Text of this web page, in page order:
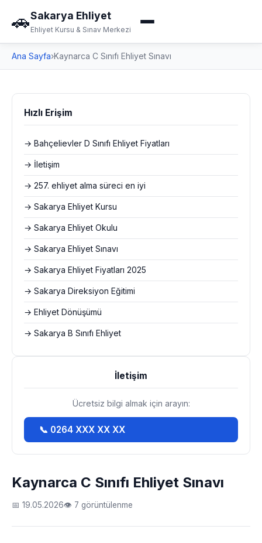
🚗Sakarya Ehliyet
Ehliyet Kursu & Sınav Merkezi
Ana Sayfa›Kaynarca C Sınıfı Ehliyet Sınavı
Kaynarca C Sınıfı Ehliyet Sınavı
📅 19.05.2026👁 7 görüntülenme
Hızlı Erişim
→ Bahçelievler D Sınıfı Ehliyet Fiyatları
→ İletişim
→ 257. ehliyet alma süreci en iyi
→ Sakarya Ehliyet Kursu
→ Sakarya Ehliyet Okulu
→ Sakarya Ehliyet Sınavı
→ Sakarya Ehliyet Fiyatları 2025
→ Sakarya Direksiyon Eğitimi
→ Ehliyet Dönüşümü
→ Sakarya B Sınıfı Ehliyet
İletişim
Ücretsiz bilgi almak için arayın:
📞 0264 XXX XX XX